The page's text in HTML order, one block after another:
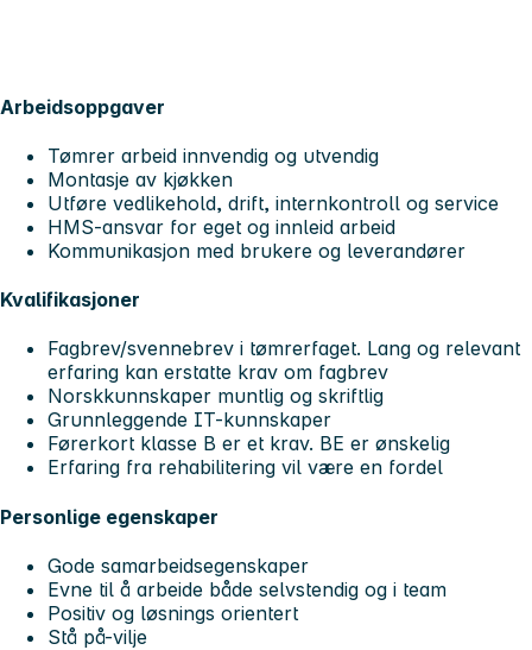
Arbeidsoppgaver
Tømrer arbeid innvendig og utvendig
Montasje av kjøkken
Utføre vedlikehold, drift, internkontroll og service
HMS-ansvar for eget og innleid arbeid
Kommunikasjon med brukere og leverandører
Kvalifikasjoner
Fagbrev/svennebrev i tømrerfaget. Lang og relevant
erfaring kan erstatte krav om fagbrev
Norskkunnskaper muntlig og skriftlig
Grunnleggende IT-kunnskaper
Førerkort klasse B er et krav. BE er ønskelig
Erfaring fra rehabilitering vil være en fordel
Personlige egenskaper
Gode samarbeidsegenskaper
Evne til å arbeide både selvstendig og i team
Positiv og løsnings orientert
Stå på-vilje